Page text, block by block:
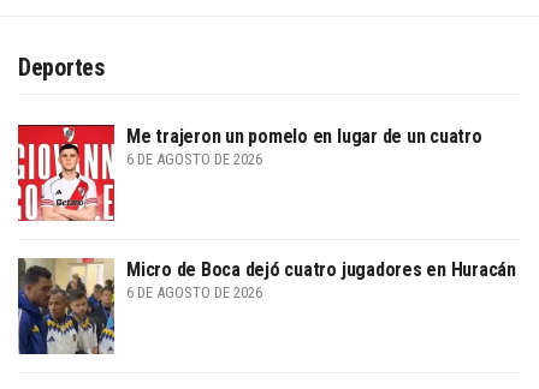
Deportes
Me trajeron un pomelo en lugar de un cuatro
6 DE AGOSTO DE 2026
Micro de Boca dejó cuatro jugadores en Huracán
6 DE AGOSTO DE 2026